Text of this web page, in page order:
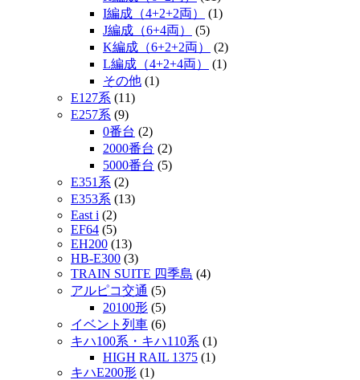
I編成（4+2+2両）
(1)
J編成（6+4両）
(5)
K編成（6+2+2両）
(2)
L編成（4+2+4両）
(1)
その他 (1)
E127系 (11)
E257系 (9)
0番台 (2)
2000番台 (2)
5000番台 (5)
E351系 (2)
E353系 (13)
East i (2)
EF64 (5)
EH200 (13)
HB-E300 (3)
TRAIN SUITE 四季島 (4)
アルピコ交通 (5)
20100形 (5)
イベント列車 (6)
キハ100系・キハ110系 (1)
HIGH RAIL 1375 (1)
キハE200形 (1)